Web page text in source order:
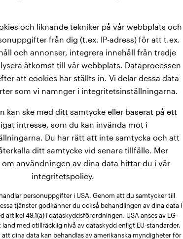
och liknande tekniker på vår webbplats och
från dig (t.ex. IP-adress) för att t.ex.
och annonser, integrera innehåll från tredje
åtkomst till vår webbplats. Dataprocessen
att cookies har ställts in. Vi delar dessa data
som vi namnger i integritetsinställningarna.
kan ske med ditt samtycke eller baserat på ett
intresse, som du kan invända mot i
Du har rätt att inte samtycka och att
ditt samtycke vid senare tillfälle. Mer
användningen av dina data hittar du i vår
integritetspolicy.
personuppgifter i USA. Genom att du samtycker till
tjänster godkänner du också behandlingen av dina data i
artikel 49.1(a) i dataskyddsförordningen. USA anses av EG-
med otillräcklig nivå av dataskydd enligt EU-standarder.
att dina data kan behandlas av amerikanska myndigheter för